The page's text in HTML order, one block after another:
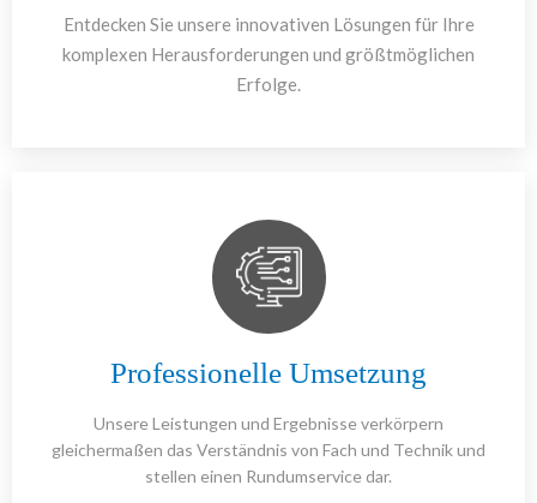
Entdecken Sie unsere innovativen Lösungen für Ihre
komplexen Herausforderungen und größtmöglichen
Erfolge.
Professionelle Umsetzung
Unsere Leistungen und Ergebnisse verkörpern
gleichermaßen das Verständnis von Fach und Technik und
stellen einen Rundumservice dar.